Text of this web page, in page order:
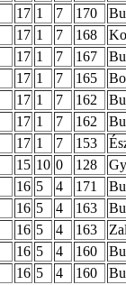
17 1 7 170
17 1 7 168
17 1 7 167
17 1 7 165
17 1 7 162
17 1 7 162
17 1 7 153
15 10 0 128
16 5 4 171
16 5 4 163
16 5 4 163
16 5 4 160
16 5 4 160